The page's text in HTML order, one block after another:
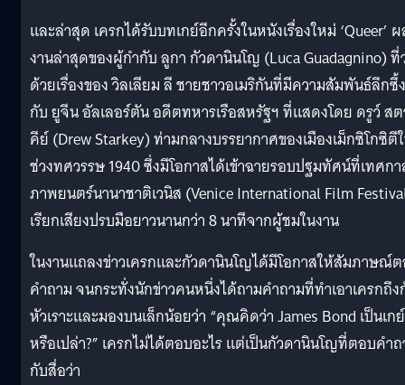
และล่าสุด เครกได้รับบทเกย์อีกครั้งในหนังเรื่องใหม่ ‘Queer’
งานล่าสุดของผู้กำกับ ลูกา กัวดานินโญ (Luca Guadagnino) ที่
ด้วยเรื่องของ วิลเลียม ลี ชายชาวอเมริกันที่มีความสัมพันธ์ลึกซึ้ง
กับ ยูจีน อัลเลอร์ตัน อดีตทหารเรือสหรัฐฯ ที่แสดงโดย ดรูว์ ส
คีย์ (Drew Starkey) ท่ามกลางบรรยากาศของเมืองเม็กซิโกซิตี
ช่วงทศวรรษ 1940 ซึ่งมีโอกาสได้เข้าฉายรอบปฐมทัศน์ที่เทศก
ภาพยนตร์นานาชาติเวนิส (Venice International Film
เรียกเสียงปรบมือยาวนานกว่า 8 นาทีจากผู้ชมในงาน
ในงานแถลงข่าวเครกและกัวดานินโญได้มีโอกาสให้สัมภาษณ์
คำถาม จนกระทั่งนักข่าวคนหนึ่งได้ถามคำถามที่ทำเอาเครกถึ
หัวเราะและมองบนเล็กน้อยว่า “คุณคิดว่า James Bond เป็นเกย์
หรือเปล่า?” เครกไม่ได้ตอบอะไร แต่เป็นกัวดานินโญที่ตอบคำ
กับสื่อว่า